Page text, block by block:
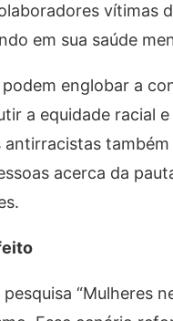
vítimas
em sua saúde
englobar a
a equidade racial
acerca da
“Mulheres